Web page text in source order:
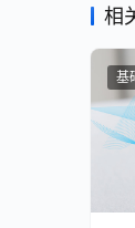
相
基